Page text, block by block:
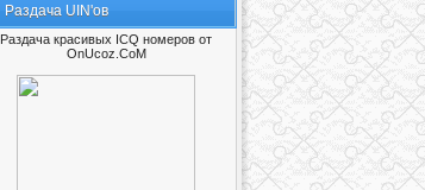
Раздача UIN'ов
Раздача красивых ICQ номеров от
OnUcoz.CoM